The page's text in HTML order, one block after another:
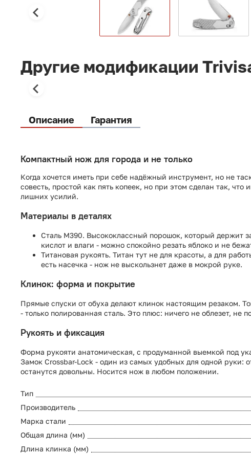
Другие модификации
Описание Гарантия
Компактный нож для города и не только
Когда хочется иметь при себе надёжный инструмент, но не
совесть, простой как пять копеек, но при этом сделан так,
лишних усилий.
Материалы в деталях
Сталь M390. Высококлассный порошок, который держит
кислот и влаги - можно спокойно резать яблоко и не
Титановая рукоять. Титан тут не для красоты, а для
есть насечка - нож не выскользнет даже в мокрой руке.
Клинок: форма и покрытие
Прямые спуски от обуха делают клинок настоящим резаком.
- только полированная сталь. Это плюс: ничего не облезет, не
Рукоять и фиксация
Форма рукояти анатомическая, с продуманной выемкой под
Замок Crossbar-Lock - один из самых удобных для одной руки:
останутся довольны. Носится нож в любом положении.
Тип
Производитель
Марка стали
Общая длина (мм)
Длина клинка (мм)